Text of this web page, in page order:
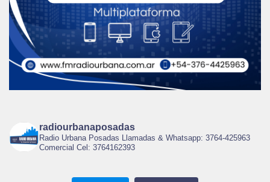
radiourbanaposadas
Radio Urbana Posadas Llamadas & Whatsapp: 3764-425963
Comercial Cel: 3764162393